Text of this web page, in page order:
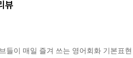
뷰
들이 매일 즐겨 쓰는 영어회화 기본표